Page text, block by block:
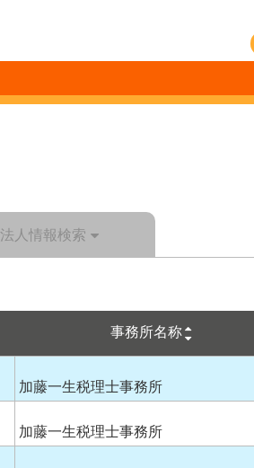
法人情報検索
事務所名称
加藤一生税理士事務所
加藤一生税理士事務所